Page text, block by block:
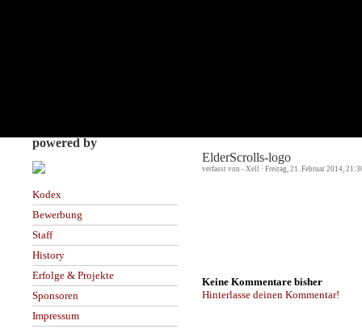
powered by
Kodex
Bewerbung
Staff
History
Erfolge & Projekte
Sponsoren
Impressum
ElderScrolls-logo
verfasst von - Xell · Freitag, 21. Februar 2014,
Keine Kommentare bisher
Hinterlasse deinen Kommentar!